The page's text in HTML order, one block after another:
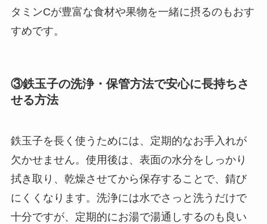
タミンCが豊富な食材や果物を一緒に摂るのもおす
すめです。
③鉄玉子の洗浄・保管方法で安心に長持ちさ
せる方法
鉄玉子を長く使うためには、定期的なお手入れが
欠かせません。使用後は、表面の水分をしっかり
拭き取り、乾燥させてから保存することで、錆び
にくくなります。洗浄には水でさっと洗うだけで
十分ですが、定期的にお湯で湯通しするのも良い